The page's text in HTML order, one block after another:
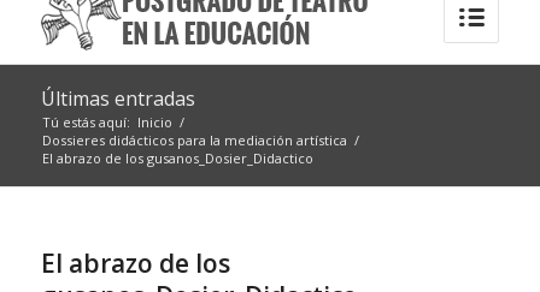
Últimas entradas
Tú estás aquí: Inicio /
Dossieres didácticos para la mediación artística /
El abrazo de los gusanos_Dosier_Didactico
El abrazo de los